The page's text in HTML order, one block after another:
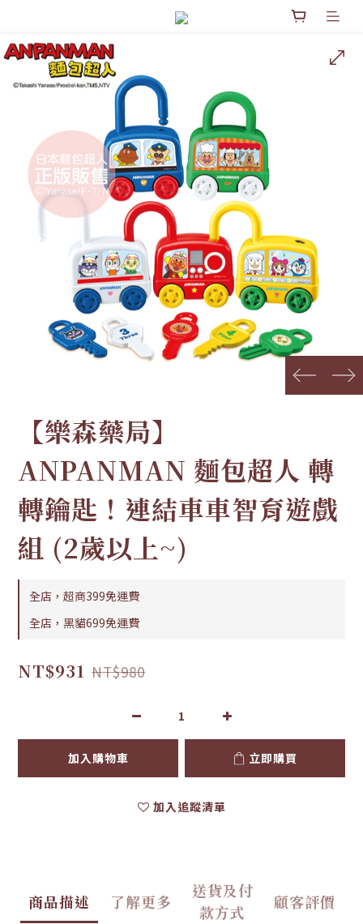
prev next
【樂森藥局】
ANPANMAN 麵包超人 轉
轉鑰匙！連結車車智育遊戲
組 (2歲以上~)
全店，超商399免運費
全店，黑貓699免運費
NT$931 NT$980
加入購物車 立即購買
加入追蹤清單
商品描述 了解更多
送貨及付
款方式
顧客評價